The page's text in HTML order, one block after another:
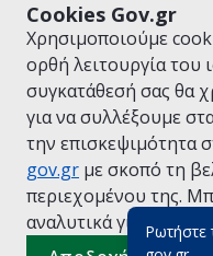
Ρωτήστε
Cookies Gov.gr
Χρησιμοποιούμε
ορθή λειτουργία του
συγκατάθεσή σας θα
για να συλλέξουμε
την επισκεψιμότητα
gov.gr με σκοπό τη
περιεχομένου της.
αναλυτικά για την
Όροι Χρήσης
Πολιτική Απορρήτου
Δήλωση
Πολιτική cookies
Προτάσεις για το
Υλοποίηση από το
Διακυβέρνησης
Ελληνικά |Αγγλικά